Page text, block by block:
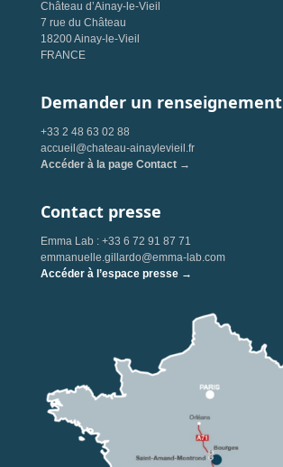
Château d’Ainay-le-Vieil
7 rue du Château
18200 Ainay-le-Vieil
FRANCE
Demander un renseignement
+33 2 48 63 02 88
accueil@chateau-ainaylevieil.fr
Accéder à la page Contact →
Contact presse
Emma Lab : +33 6 72 91 87 71
emmanuelle.gillardo@emma-lab.com
Accéder à l’espace presse →